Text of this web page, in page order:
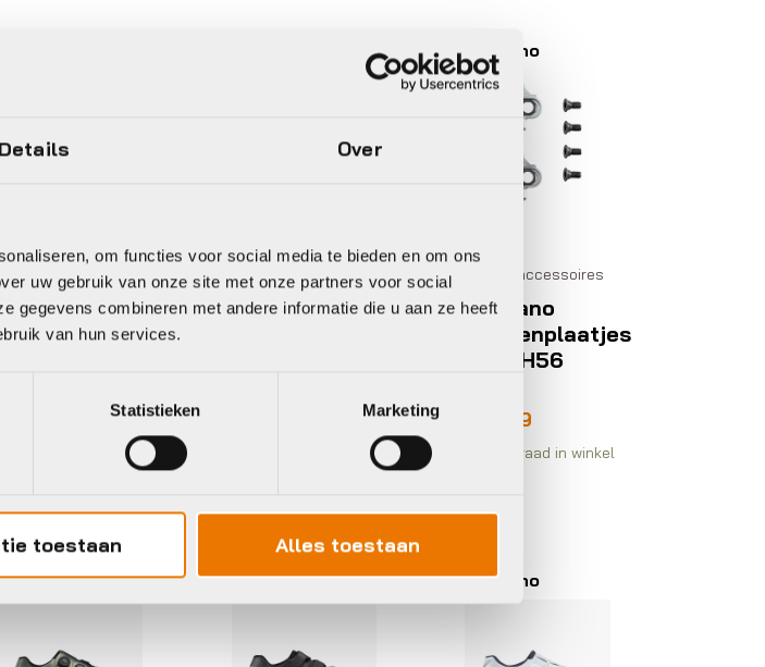
Details Over
om functies voor social media te bieden en om ons
uw gebruik van onze site met onze partners voor social
gegevens combineren met andere informatie die u aan ze heeft
van hun services.
Statistieken Marketing
toestaan Alles toestaan
MTB schoenen
159,99
Op voorraad in winkel
ATB/MTB schoenen
Shimano
Schoen MTB
Oorspronkelijke
99,99
Huidige
Op voorraad in winkel
Shimano
Overige
schoenaccessoires
Shimano
Schoenplaatjes
SM-SH56
14,99
Op voorraad in winkel
Shimano Shimano